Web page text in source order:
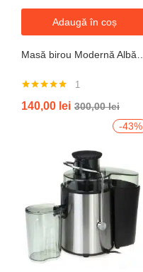
Adaugă în coș
5.00din 5
1
140,00 lei 300,00lei
-43%